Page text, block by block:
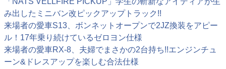
み出したミニバン改ピックアップトラック!!
来場者の愛車S13、ボンネットオープンで2JZ換装をアピー
ル！17年乗り続けているゼロヨン仕様
来場者の愛車RX-8、夫婦でまさかの2台持ち!!エンジンチュ
ーン&ドレスアップを楽しむ合法仕様